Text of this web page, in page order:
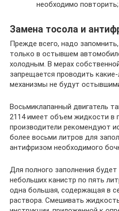
необходимо повторить;
Замена тосола и
Прежде всего, надо
только в остывшем
холодным. В мерах
запрещается проводить
механизмы не будут
Восьмиклапанный двигатель
2114 имеет объем жидкости в
производители рекомендуют
более восьми литров для
антифризом необходимого
Для полного заполнения
небольших канистр по пять
одна большая, содержащая в
раствора. Смешивать